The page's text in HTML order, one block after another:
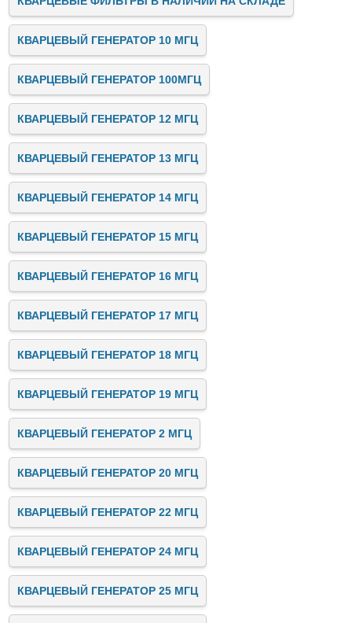
КВАРЦЕВЫЙ ГЕНЕРАТОР 10 МГЦ
КВАРЦЕВЫЙ ГЕНЕРАТОР 100МГЦ
КВАРЦЕВЫЙ ГЕНЕРАТОР 12 МГЦ
КВАРЦЕВЫЙ ГЕНЕРАТОР 13 МГЦ
КВАРЦЕВЫЙ ГЕНЕРАТОР 14 МГЦ
КВАРЦЕВЫЙ ГЕНЕРАТОР 15 МГЦ
КВАРЦЕВЫЙ ГЕНЕРАТОР 16 МГЦ
КВАРЦЕВЫЙ ГЕНЕРАТОР 17 МГЦ
КВАРЦЕВЫЙ ГЕНЕРАТОР 18 МГЦ
КВАРЦЕВЫЙ ГЕНЕРАТОР 19 МГЦ
КВАРЦЕВЫЙ ГЕНЕРАТОР 2 МГЦ
КВАРЦЕВЫЙ ГЕНЕРАТОР 20 МГЦ
КВАРЦЕВЫЙ ГЕНЕРАТОР 22 МГЦ
КВАРЦЕВЫЙ ГЕНЕРАТОР 24 МГЦ
КВАРЦЕВЫЙ ГЕНЕРАТОР 25 МГЦ